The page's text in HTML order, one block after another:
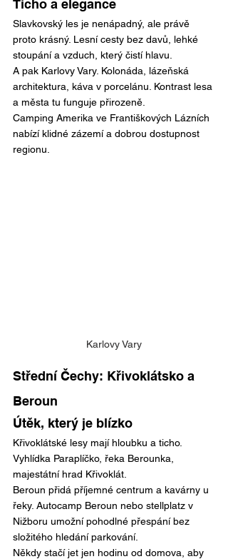
Ticho a elegance
Slavkovský les je nenápadný, ale právě
proto krásný. Lesní cesty bez davů, lehké
stoupání a vzduch, který čistí hlavu.
A pak Karlovy Vary. Kolonáda, lázeňská
architektura, káva v porcelánu. Kontrast lesa
a města tu funguje přirozeně.
Camping Amerika ve Františkových Lázních
nabízí klidné zázemí a dobrou dostupnost
regionu.
Karlovy Vary
Střední Čechy: Křivoklátsko a
Beroun
Útěk, který je blízko
Křivoklátské lesy mají hloubku a ticho.
Vyhlídka Paraplíčko, řeka Berounka,
majestátní hrad Křivoklát.
Beroun přidá příjemné centrum a kavárny u
řeky. Autocamp Beroun nebo stellplatz v
Nižboru umožní pohodlné přespání bez
složitého hledání parkování.
Někdy stačí jet jen hodinu od domova, aby